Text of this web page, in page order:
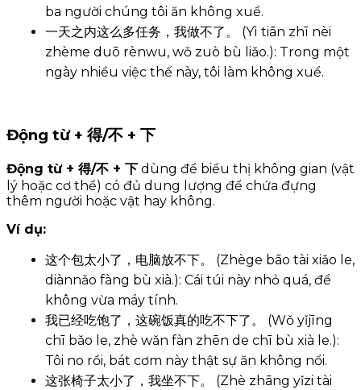
ba người chúng tôi ăn không xuể.
一天之内这么多任务，我做不了。 (Yì tiān zhī nèi
zhème duō rènwu, wǒ zuò bù liǎo.): Trong một
ngày nhiều việc thế này, tôi làm không xuể.
Động từ + 得/不 + 下
Động từ + 得/不 + 下 dùng để biểu thị không gian (vật
lý hoặc cơ thể) có đủ dung lượng để chứa đựng
thêm người hoặc vật hay không.
Ví dụ:
这个包太小了，电脑放不下。 (Zhège bāo tài xiǎo le,
diànnǎo fàng bù xià.): Cái túi này nhỏ quá, để
không vừa máy tính.
我已经吃饱了，这碗饭真的吃不下了。 (Wǒ yǐjīng
chī bǎo le, zhè wǎn fàn zhēn de chī bù xià le.):
Tôi no rồi, bát cơm này thật sự ăn không nổi.
这张椅子太小了，我坐不下。 (Zhè zhāng yǐzi tài